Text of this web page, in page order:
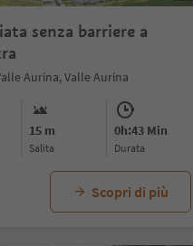
senza barriere a
Aurina, Valle Aurina
15 m
Salita
0h:43 Min
durata
Scopri di più